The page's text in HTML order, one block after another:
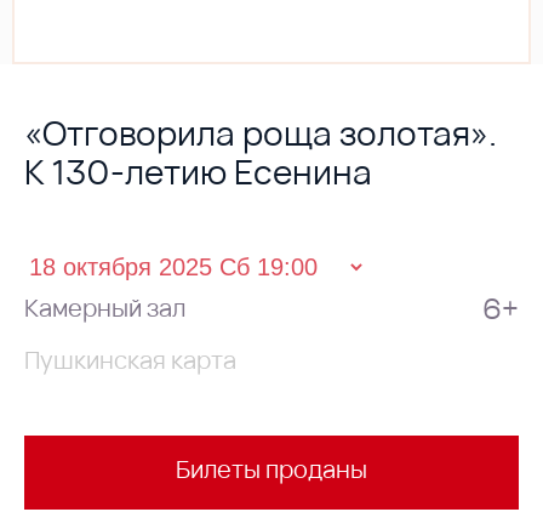
«Отговорила роща золотая».
К 130-летию Есенина
Камерный зал 6+
Пушкинская карта
Билеты проданы